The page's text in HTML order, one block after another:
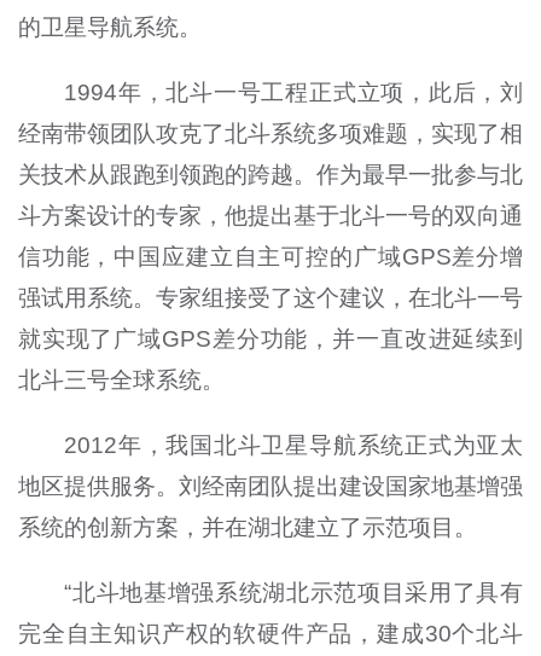
的卫星导航系统。
1994年，北斗一号工程正式立项，此后，刘
经南带领团队攻克了北斗系统多项难题，实现了相
关技术从跟跑到领跑的跨越。作为最早一批参与北
斗方案设计的专家，他提出基于北斗一号的双向通
信功能，中国应建立自主可控的广域GPS差分增
强试用系统。专家组接受了这个建议，在北斗一号
就实现了广域GPS差分功能，并一直改进延续到
北斗三号全球系统。
2012年，我国北斗卫星导航系统正式为亚太
地区提供服务。刘经南团队提出建设国家地基增强
系统的创新方案，并在湖北建立了示范项目。
“北斗地基增强系统湖北示范项目采用了具有
完全自主知识产权的软硬件产品，建成30个北斗